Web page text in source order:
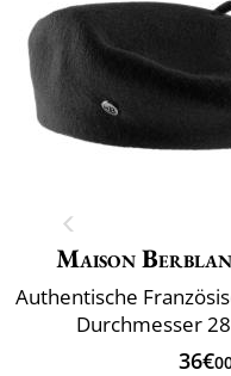
Maison
Authentische
Durchmesser
36€